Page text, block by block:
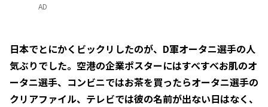
AD
日本でとにかくビックリしたのが、D軍オータニ選手の人
気ぶりでした。空港の企業ポスターにはすべすべお肌のオ
ータニ選手、コンビニではお茶を買ったらオータニ選手の
クリアファイル、テレビでは彼の名前が出ない日はなく、